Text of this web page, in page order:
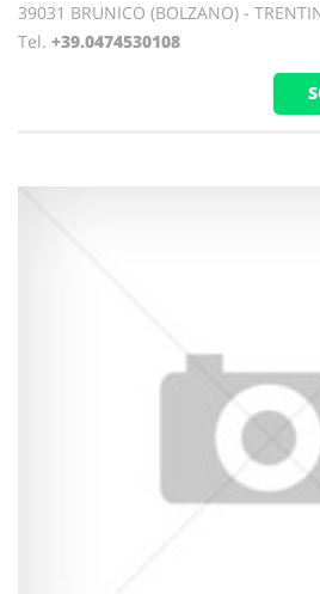
39031 BRUNICO (BOLZANO) -
Tel. +39.0474530108